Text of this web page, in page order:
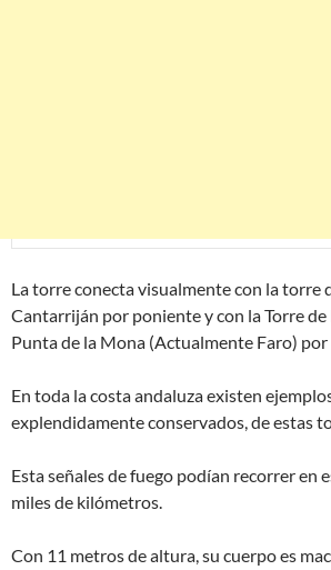
La torre conecta visualmente con la torre
Cantarriján por poniente y con la Torre
Punta de la Mona (Actualmente Faro)
En toda la costa andaluza existen
explendidamente conservados, de estas
Esta señales de fuego podían recorrer en
miles de kilómetros.
Con 11 metros de altura, su cuerpo es